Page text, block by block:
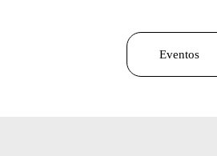
Eventos